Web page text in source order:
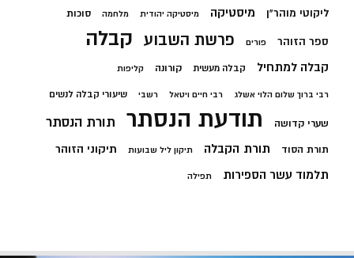
ליקוטי מוהר"ן מיסטיקה מיסטיקה יהודית מלחמה סוכות
ספר הזוהר פורים פרשת השבוע קבלה
קבלה למתחיל קבלה מעשית קורונה קליפות
רבי ברוך שלום הלוי אשלג רבי חיים ויטאל רשבי שיעורי קבלה לנשים
שערי קדושה תודעת הנסתר תורת הנסתר
תורת הסוד תורת הקבלה תיקון ליל שבועות תיקוני הזוהר
תלמוד עשר הספירות תפילה